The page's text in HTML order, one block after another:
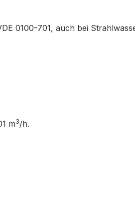
0100-701, auch bei
m3/h.